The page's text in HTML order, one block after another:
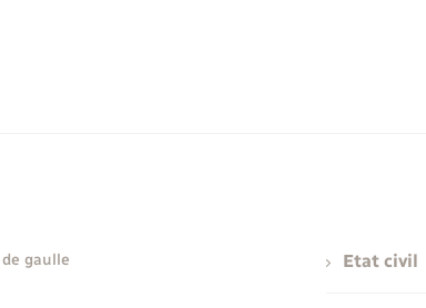
gaulle
Etat civil